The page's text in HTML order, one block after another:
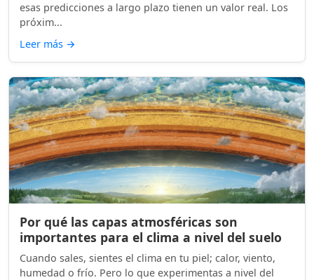
esas predicciones a largo plazo tienen un valor real. Los
próxim...
Leer más →
Por qué las capas atmosféricas son
importantes para el clima a nivel del suelo
Cuando sales, sientes el clima en tu piel; calor, viento,
humedad o frío. Pero lo que experimentas a nivel del